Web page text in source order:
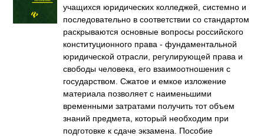
учащихся юридических колледжей, системно и
последовательно в соответствии со стандартом
раскрываются основные вопросы российского
конституционного права - фундаментальной
юридической отрасли, регулирующей права и
свободы человека, его взаимоотношения с
государством. Сжатое и емкое изложение
материала позволяет с наименьшими
временными затратами получить тот объем
знаний предмета, который необходим при
подготовке к сдаче экзамена. Пособие